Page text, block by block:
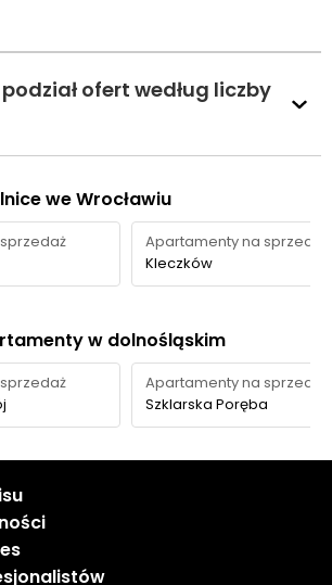
ofert według liczby
we Wrocławiu
Apartamenty na sprzedaż
Kleczków
w dolnośląskim
Apartamenty na sprzedaż
Szklarska Poręba